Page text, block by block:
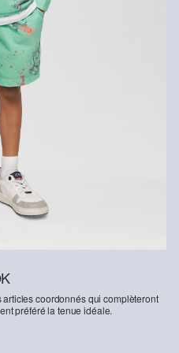
coordonnés qui complèteront
préféré la tenue idéale.